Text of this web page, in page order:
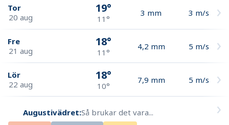
Tor
20 aug
19°
11°
3 mm 3 m/s
Fre
21 aug
18°
11°
4,2 mm 5 m/s
Lör
22 aug
18°
10°
7,9 mm 5 m/s
Augustivädret:Så brukar det vara...